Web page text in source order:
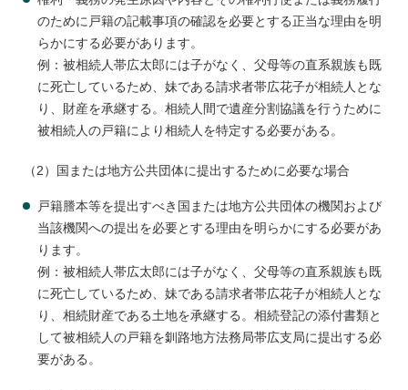
のために戸籍の記載事項の確認を必要とする正当な理由を明
らかにする必要があります。
例：被相続人帯広太郎には子がなく、父母等の直系親族も既
に死亡しているため、妹である請求者帯広花子が相続人とな
り、財産を承継する。相続人間で遺産分割協議を行うために
被相続人の戸籍により相続人を特定する必要がある。
（2）国または地方公共団体に提出するために必要な場合
戸籍謄本等を提出すべき国または地方公共団体の機関および
当該機関への提出を必要とする理由を明らかにする必要があ
ります。
例：被相続人帯広太郎には子がなく、父母等の直系親族も既
に死亡しているため、妹である請求者帯広花子が相続人とな
り、相続財産である土地を承継する。相続登記の添付書類と
して被相続人の戸籍を釧路地方法務局帯広支局に提出する必
要がある。